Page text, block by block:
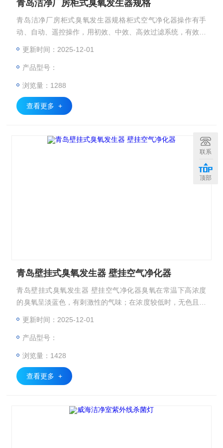
青岛洁净厂房柜式臭氧发生器规格
青岛洁净厂房柜式臭氧发生器规格柜式空气净化器操作有手
动、自动、遥控操作，用初效、中效、高效过滤系统，有效过
更新时间：2025-12-01
产品型号：
浏览量：1288
查看更多 +
青岛壁挂式臭氧发生器 壁挂空气净化器
青岛壁挂式臭氧发生器 壁挂空气净化器臭氧在常温下高浓度
的臭氧呈淡蓝色，有刺激性的气味；在浓度较低时，无色且有
更新时间：2025-12-01
产品型号：
浏览量：1428
查看更多 +
联系
顶部